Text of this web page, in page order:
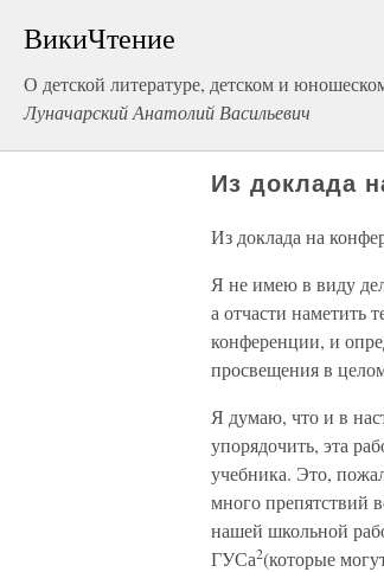
ВикиЧтение
О детской литературе, детском и
Луначарский Анатолий Васильевич
Из доклада
Из доклада на
Я не имею в виду
а отчасти наметить
конференции, и
просвещения в
Я думаю, что и в
упорядочить, эта
учебника. Это,
много препятствий
нашей школьной
ГУСа2(которые